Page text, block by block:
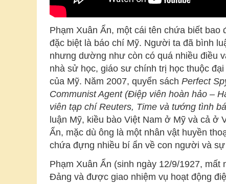
Phạm Xuân Ẩn, một cái tên chứa biết
đặc biệt là báo chí Mỹ. Người ta đã bình
nhưng dường như còn có quá nhiều điều
nhà sử học, giáo sư chính trị học thuộc
của Mỹ. Năm 2007, quyển sách Perfect
Communist Agent (Điệp viên hoàn hảo –
viên tạp chí Reuters, Time và tướng tình
luận Mỹ, kiều bào Việt Nam ở Mỹ và cả
Ẩn, mặc dù ông là một nhân vật huyền
chứa đựng nhiều bí ẩn về con người và
Phạm Xuân Ẩn (sinh ngày 12/9/1927,
Đảng và được giao nhiệm vụ hoạt động